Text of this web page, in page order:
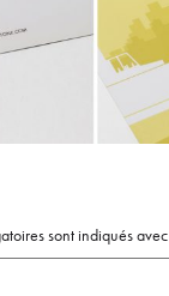
sont indiqués avec